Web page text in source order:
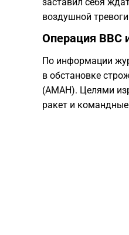
воздушной
Операция ВВС
По информации
в обстановке
(АМАН). Целями
ракет и